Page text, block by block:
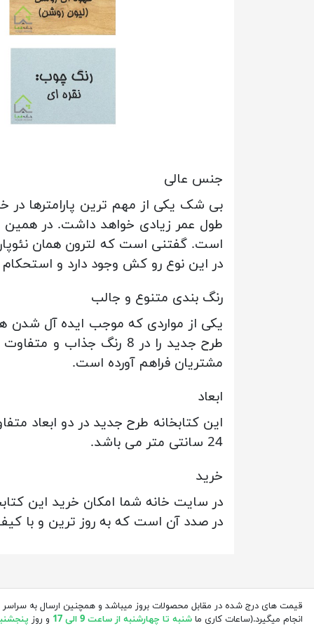
جنس عالی
بی شک یکی از مهم ترین پارامترها
است. گفتنی است که لترون همان
در این نوع رو کش وجود دارد و استحکام
رنگ بندی متنوع و جالب
یکی از مواردی که موجب ایده آل شدن
طرح جدید را در 8 رنگ
مشتریان فراهم آورده است.
ابعاد
24 سانتی متر می باشد.
خرید
در سایت خانه شما امکان خرید این
در صدد آن است که به روز ترین و با
قیمت های درج شده در مقابل محصولات بروز میباشد و همچنین ارسال به
انجام میگیرد.(ساعات کاری ما شنبه تا چهارشنبه از ساعت 9 الی 17 و روز پنجشنبه